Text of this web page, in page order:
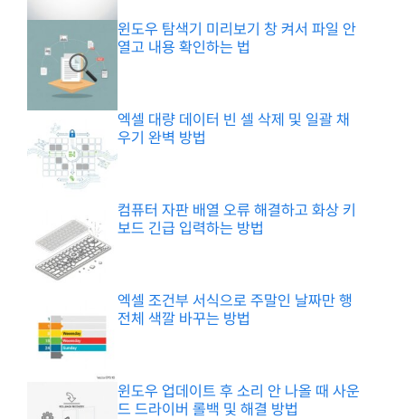
윈도우 탐색기 미리보기 창 켜서 파일 안
열고 내용 확인하는 법
엑셀 대량 데이터 빈 셀 삭제 및 일괄 채
우기 완벽 방법
컴퓨터 자판 배열 오류 해결하고 화상 키
보드 긴급 입력하는 방법
엑셀 조건부 서식으로 주말인 날짜만 행
전체 색깔 바꾸는 방법
윈도우 업데이트 후 소리 안 나올 때 사운
드 드라이버 롤백 및 해결 방법